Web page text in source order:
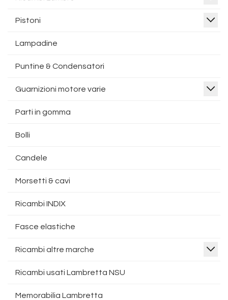
Pistoni
Lampadine
Puntine & Condensatori
Guarnizioni motore varie
Parti in gomma
Bolli
Candele
Morsetti & cavi
Ricambi INDIX
Fasce elastiche
Ricambi altre marche
Ricambi usati Lambretta NSU
Memorabilia Lambretta